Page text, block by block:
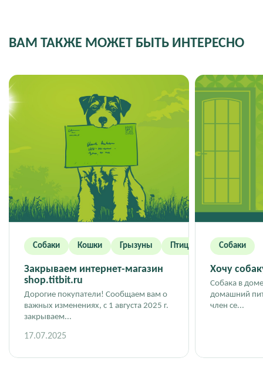
ВАМ ТАКЖЕ МОЖЕТ БЫТЬ ИНТЕРЕСНО
Собаки Кошки Грызуны Птицы
Закрываем интернет-магазин
shop.titbit.ru
Дорогие покупатели! Сообщаем вам о
важных изменениях, с 1 августа 2025 г.
закрываем...
17.07.2025
Собаки
Хочу
Собака в
домашний
член се...